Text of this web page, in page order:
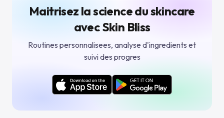
Maitrisez la science du skincare
avec Skin Bliss
Routines personnalisees, analyse d'ingredients et
suivi des progres